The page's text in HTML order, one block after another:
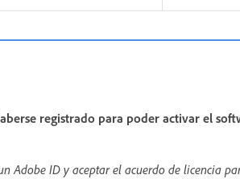
registrado para poder activar el
Adobe ID y aceptar el acuerdo de licencia